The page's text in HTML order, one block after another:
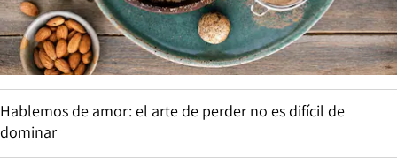
Hablemos de amor: el arte de perder no es difícil de
dominar